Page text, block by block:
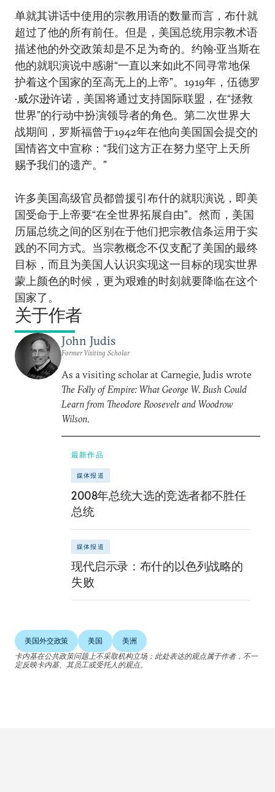
单就其讲话中使用的宗教用语的数量而言，布什就
超过了他的所有前任。但是，美国总统用宗教术语
描述他的外交政策却是不足为奇的。约翰•亚当斯在
他的就职演说中感谢“一直以来如此不同寻常地保
护着这个国家的至高无上的上帝”。1919年，伍德罗
•威尔逊许诺，美国将通过支持国际联盟，在“拯救
世界”的行动中扮演领导者的角色。第二次世界大
战期间，罗斯福曾于1942年在他向美国国会提交的
国情咨文中宣称：“我们这方正在努力坚守上天所
赐予我们的遗产。”
许多美国高级官员都曾援引布什的就职演说，即美
国受命于上帝要“在全世界拓展自由”。然而，美国
历届总统之间的区别在于他们把宗教信条运用于实
践的不同方式。当宗教概念不仅支配了美国的最终
目标，而且为美国人认识实现这一目标的现实世界
蒙上颜色的时候，更为艰难的时刻就要降临在这个
国家了。
关于作者
John Judis
Former Visiting Scholar
As a visiting scholar at Carnegie, Judis wrote
The Folly of Empire: What George W. Bush Could
Learn from Theodore Roosevelt and Woodrow
Wilson.
最新作品
媒体报道
2008年总统大选的竞选者都不胜任
总统
媒体报道
现代启示录：布什的以色列战略的
失败
美国外交政策 美国
美洲
卡内基在公共政策问题上不采取机构立场；此处表达的观点属于作者，不一
定反映卡内基、其员工或受托人的观点。